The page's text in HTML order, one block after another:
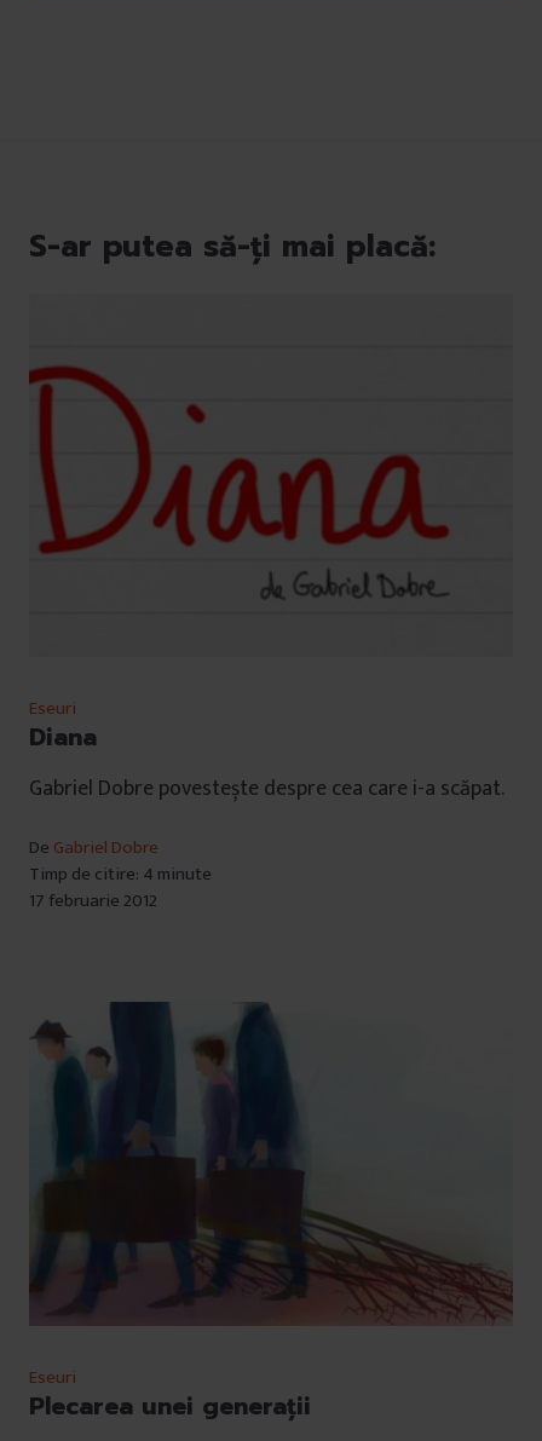
S-ar putea să-ți mai placă:
Eseuri
Diana
Gabriel Dobre povestește despre cea care i-a scăpat.
De Gabriel Dobre
Timp de citire: 4 minute
17 februarie 2012
Eseuri
Plecarea unei generații